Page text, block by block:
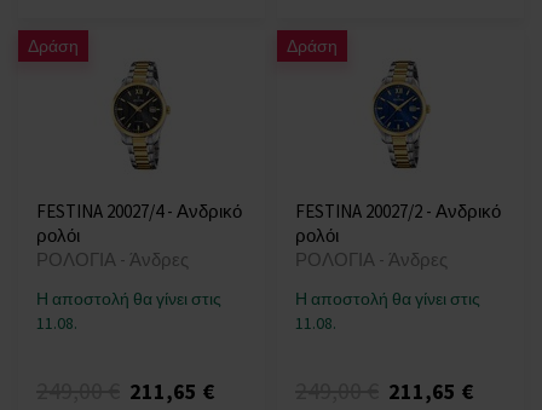
Δράση
FESTINA 20027/4 - Ανδρικό
ρολόι
ΡΟΛΟΓΙΑ - Άνδρες
Η αποστολή θα γίνει στις
11.08.
211,65 €
Δράση
FESTINA 20027/2 - Ανδρικό
ρολόι
ΡΟΛΟΓΙΑ - Άνδρες
Η αποστολή θα γίνει στις
11.08.
211,65 €